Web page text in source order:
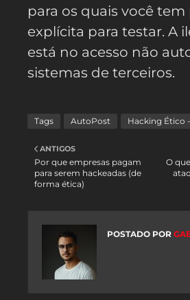
para os quais você
explícita para testar. A
está no acesso não
sistemas de terceiros.
Tags AutoPost Hacking Ético
O
ANTIGOS
Por que empresas pagam
para serem hackeadas (de
forma ética)
POSTADO POR